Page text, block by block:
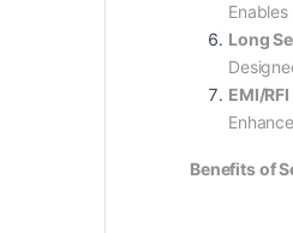
Long
EMI/
Benefits of